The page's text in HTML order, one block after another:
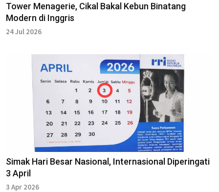
Tower Menagerie, Cikal Bakal Kebun Binatang
Modern di Inggris
24 Jul 2026
Simak Hari Besar Nasional, Internasional Diperingati
3 April
3 Apr 2026